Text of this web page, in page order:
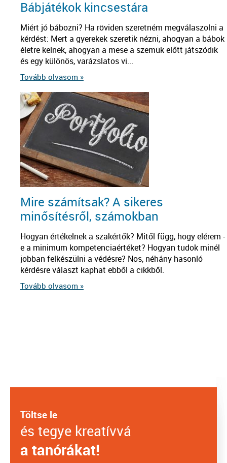
Bábjátékok kincsestára
Miért jó bábozni? Ha röviden szeretném megválaszolni a
kérdést: Mert a gyerekek szeretik nézni, ahogyan a bábok
életre kelnek, ahogyan a mese a szemük előtt játszódik
és egy különös, varázslatos vi...
Tovább olvasom »
Mire számítsak? A sikeres
minősítésről, számokban
Hogyan értékelnek a szakértők? Mitől függ, hogy elérem -
e a minimum kompetenciaértéket? Hogyan tudok minél
jobban felkészülni a védésre? Nos, néhány hasonló
kérdésre választ kaphat ebből a cikkből.
Tovább olvasom »
Töltse le
és tegye kreatívvá
a tanórákat!